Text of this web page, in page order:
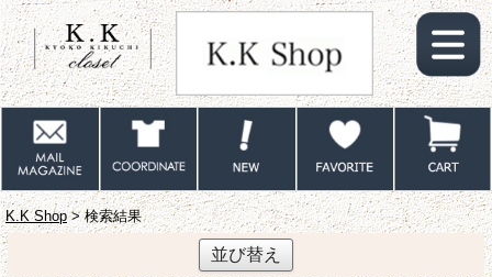
K.K Shop> 検索結果
並び替え